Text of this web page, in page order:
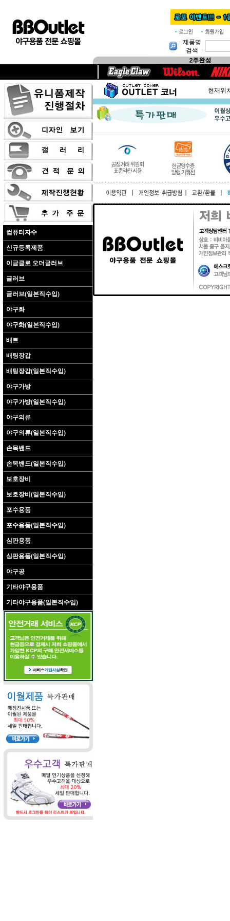
컴퓨터자수
신규등록제품
이글클로 오더글러브
글러브
글러브(일본직수입)
야구화
야구화(일본직수입)
배트
배팅장갑
배팅장갑(일본직수입)
야구가방
야구가방(일본직수입)
야구의류
야구의류(일본직수입)
손목밴드
손목밴드(일본직수입)
보호장비
보호장비(일본직수입)
포수용품
포수용품(일본직수입)
심판용품
심판용품(일본직수입)
야구공
기타야구용품
기타야구용품(일본직수입)
제품명
검색
현재위